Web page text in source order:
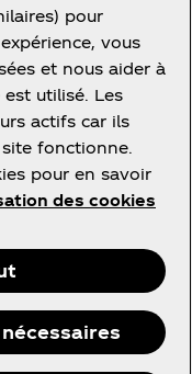
pour
vous
et nous aider à
utilisé. Les
actifs car ils
fonctionne.
pour en savoir
des cookies